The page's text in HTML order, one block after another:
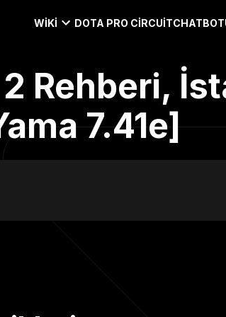
WIKI DOTA PRO CIRCUITCHATBOT
Rehberi,
7.41e]